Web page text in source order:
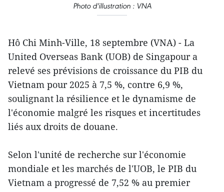
Photo d'illustration : VNA
Hô Chi Minh-Ville, 18 septembre (VNA) - La
United Overseas Bank (UOB) de Singapour a
relevé ses prévisions de croissance du PIB du
Vietnam pour 2025 à 7,5 %, contre 6,9 %,
soulignant la résilience et le dynamisme de
l'économie malgré les risques et incertitudes
liés aux droits de douane.
Selon l'unité de recherche sur l'économie
mondiale et les marchés de l'UOB, le PIB du
Vietnam a progressé de 7,52 % au premier